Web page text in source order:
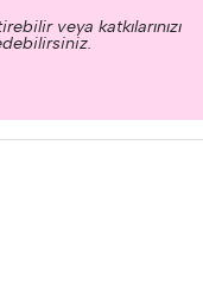
veya katkılarınızı